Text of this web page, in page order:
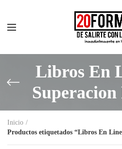
Libros En
Superacion
Inicio
Productos etiquetados “Libros En